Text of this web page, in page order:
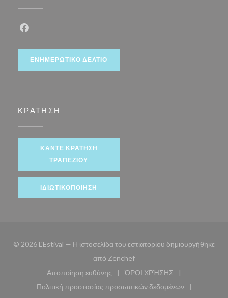
ΕΝΗΜΕΡΩΤΙΚΌ ΔΕΛΤΊΟ
ΚΡΆΤΗΣΗ
ΚΆΝΤΕ ΚΡΆΤΗΣΗ
ΤΡΑΠΕΖΙΟΎ
ΙΔΙΩΤΙΚΟΠΟΊΗΣΗ
© 2026 L'Estival — Η ιστοσελίδα του εστιατορίου δημιουργήθηκε
από Zenchef((ανοίγει σε νέο παράθυρο))
Αποποίηση ευθύνης
((ανοίγει σε νέο παράθυρο))
ΌΡΟΙ ΧΡΉΣΗΣ
((ανοίγει σε νέο
Πολιτική προστασίας προσωπικών δεδομένων
((ανοίγει σε νέο παράθυρο))